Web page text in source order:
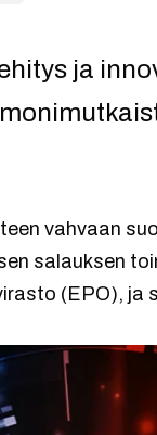
ja
vahvaan
salauksen
(EPO), ja